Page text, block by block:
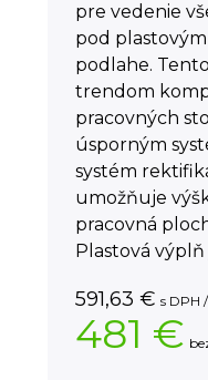
pre vedenie
pod
podlahe.
trendom
pracovných
úsporným
systém
umožňuje
pracovná
Plastová
591,63 € s DPH
481 €